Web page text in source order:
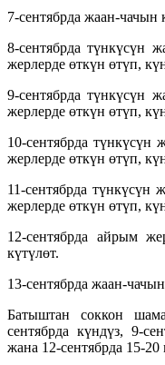
7-сентябрда жаан-чачын
8-сентябрда түнкүсүн
жерлерде өткүн өтүп,
9-сентябрда түнкүсүн
жерлерде өткүн өтүп,
10-сентябрда түнкүсүн
жерлерде өткүн өтүп,
11-сентябрда түнкүсүн
жерлерде өткүн өтүп,
12-сентябрда айрым
күтүлөт.
13-сентябрда жаан-
Батыштан соккон
сентябрда күндүз, 9-
жана 12-сентябрда 15-